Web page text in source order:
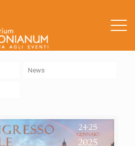
News